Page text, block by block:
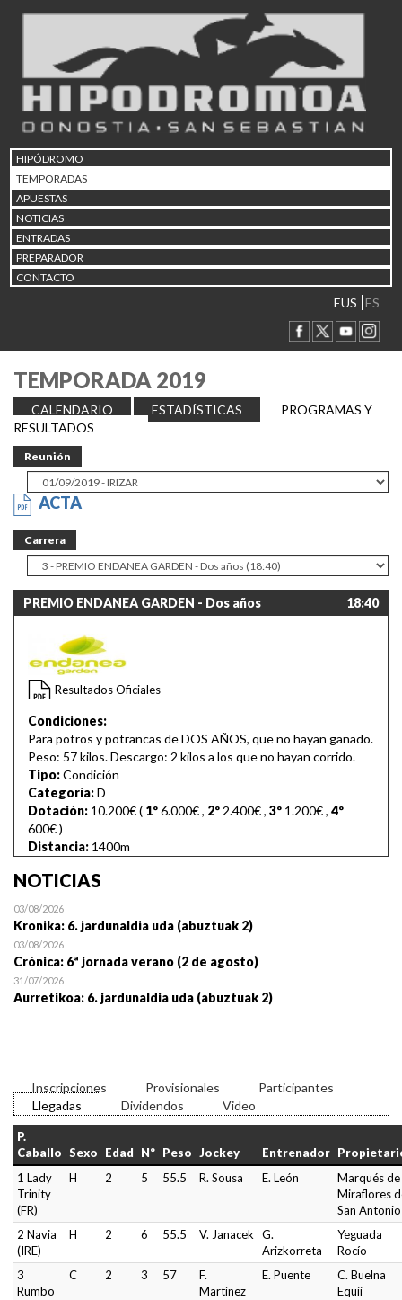
HIPÓDROMO
TEMPORADAS
APUESTAS
NOTICIAS
ENTRADAS
PREPARADOR
CONTACTO
EUS ES
TEMPORADA 2019
CALENDARIO ESTADÍSTICAS
PROGRAMAS Y
RESULTADOS
Reunión
ACTA
Carrera
PREMIO ENDANEA GARDEN - Dos años 18:40
Resultados Oficiales
Condiciones:
Para potros y potrancas de DOS AÑOS, que no hayan ganado.
Peso: 57 kilos. Descargo: 2 kilos a los que no hayan corrido.
Tipo:Condición
Categoría:D
Dotación: 10.200€ ( 1º6.000€, 2º 2.400€, 3º 1.200€, 4º
600€)
Distancia: 1400m
NOTICIAS
03/08/2026
Kronika: 6. jardunaldia uda (abuztuak 2)
03/08/2026
Crónica: 6ª jornada verano (2 de agosto)
31/07/2026
Aurretikoa: 6. jardunaldia uda (abuztuak 2)
Inscripciones Provisionales
Participantes
Llegadas
Dividendos Video
P.
Caballo Sexo Edad Nº Peso Jockey Entrenador
1 Lady
Trinity
(FR)
H 2 5 55.5 R. Sousa E. León
Marqués de
Miraflores
San Antonio
2 Navia
(IRE)
H 2 6 55.5 V. Janacek
G.
Arizkorreta
Yeguada
Rocío
3
Rumbo
C 2 3 57
F.
Martínez
E. Puente
C. Buelna
Equii